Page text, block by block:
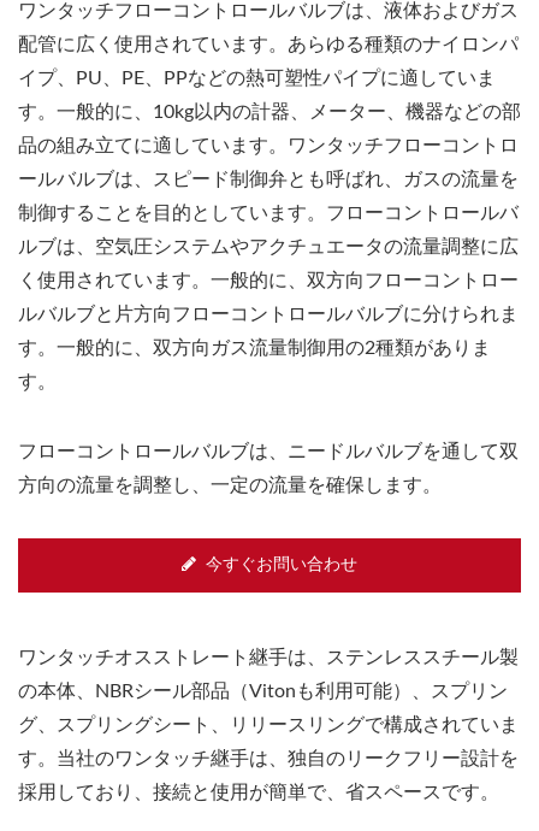
ワンタッチフローコントロールバルブは、液体およびガス
配管に広く使用されています。あらゆる種類のナイロンパ
イプ、PU、PE、PPなどの熱可塑性パイプに適していま
す。一般的に、10kg以内の計器、メーター、機器などの部
品の組み立てに適しています。ワンタッチフローコントロ
ールバルブは、スピード制御弁とも呼ばれ、ガスの流量を
制御することを目的としています。フローコントロールバ
ルブは、空気圧システムやアクチュエータの流量調整に広
く使用されています。一般的に、双方向フローコントロー
ルバルブと片方向フローコントロールバルブに分けられま
す。一般的に、双方向ガス流量制御用の2種類がありま
す。
フローコントロールバルブは、ニードルバルブを通して双
方向の流量を調整し、一定の流量を確保します。
今すぐお問い合わせ
ワンタッチオスストレート継手は、ステンレススチール製
の本体、NBRシール部品（Vitonも利用可能）、スプリン
グ、スプリングシート、リリースリングで構成されていま
す。当社のワンタッチ継手は、独自のリークフリー設計を
採用しており、接続と使用が簡単で、省スペースです。